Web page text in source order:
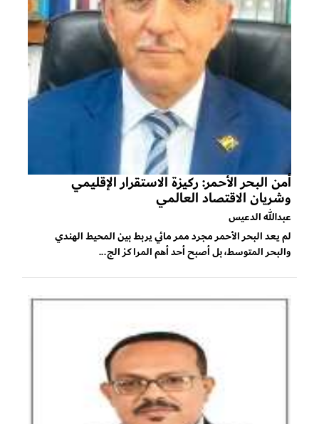
أمن البحر الأحمر: ركيزة الاستقرار الإقليمي
وشريان الاقتصاد العالمي
عبدالله الدعيس
لم يعد البحر الأحمر مجرد ممر مائي يربط بين المحيط الهندي
والبحر المتوسط، بل أصبح أحد أهم المراكز الج...